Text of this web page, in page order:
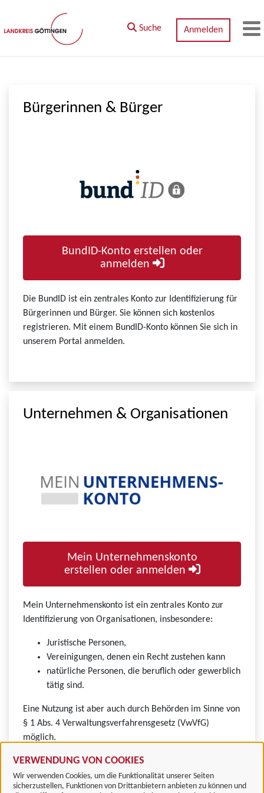
Zum Hauptinhalt springen
VERWENDUNG VON COOKIES
Wir verwenden Cookies, um die Funktionalität unserer Seiten
sicherzustellen, Funktionen von Drittanbietern anbieten zu können und
Suche Anmelden
Bürgerinnen & Bürger
BundID-Konto erstellen oder
anmelden
Die BundID ist ein zentrales Konto zur Identifizierung für
Bürgerinnen und Bürger. Sie können sich kostenlos
registrieren. Mit einem BundID-Konto können Sie sich in
unserem Portal anmelden.
Unternehmen & Organisationen
Mein Unternehmenskonto
erstellen oder anmelden
Mein Unternehmenskonto ist ein zentrales Konto zur
Identifizierung von Organisationen, insbesondere:
Juristische Personen,
Vereinigungen, denen ein Recht zustehen kann
natürliche Personen, die beruflich oder gewerblich
tätig sind.
Eine Nutzung ist aber auch durch Behörden im Sinne von
§ 1 Abs. 4 Verwaltungsverfahrensgesetz (VwVfG)
möglich.